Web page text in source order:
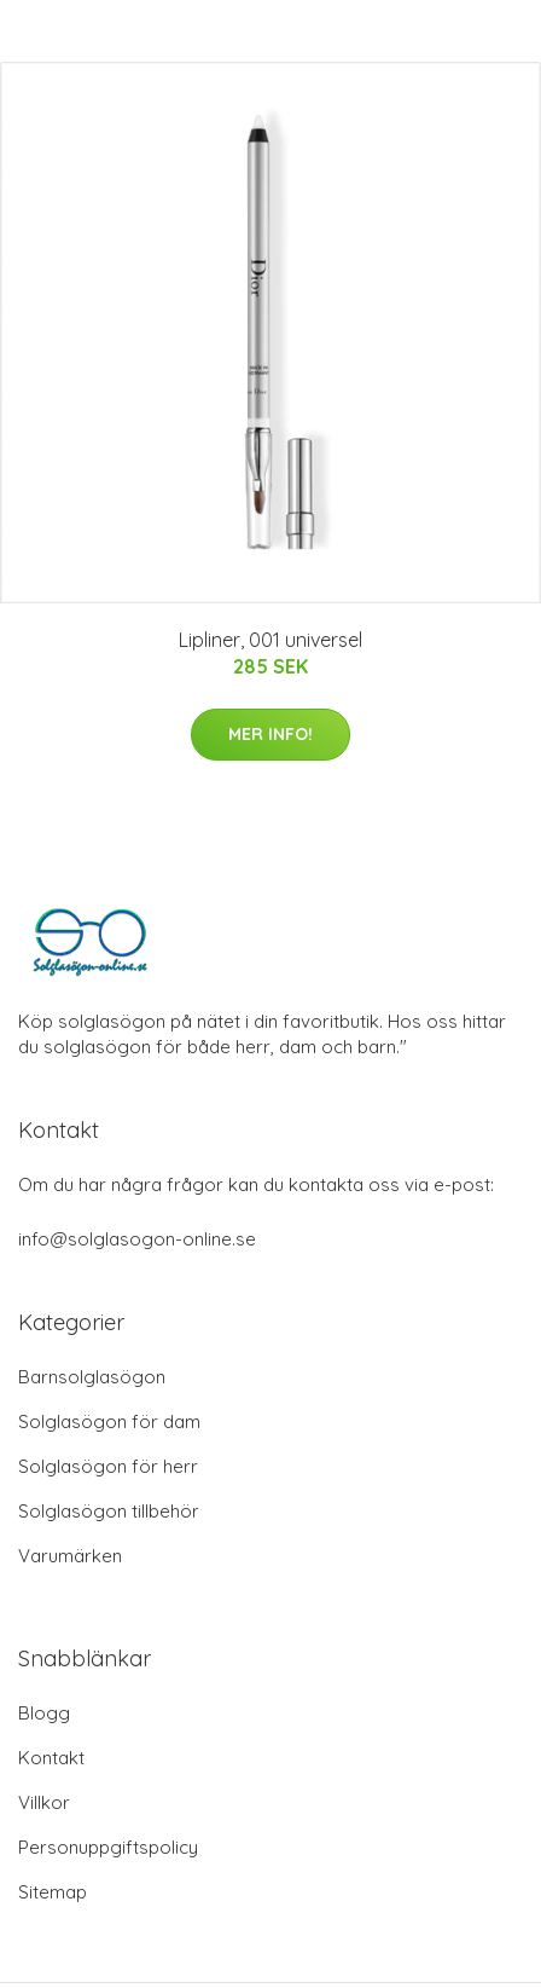
Lipliner, 001 universel
285 SEK
MER INFO!
Köp solglasögon på nätet i din favoritbutik. Hos oss hittar
du solglasögon för både herr, dam och barn."
Kontakt
Om du har några frågor kan du kontakta oss via e-post:
info@solglasogon-online.se
Kategorier
Barnsolglasögon
Solglasögon för dam
Solglasögon för herr
Solglasögon tillbehör
Varumärken
Snabblänkar
Blogg
Kontakt
Villkor
Personuppgiftspolicy
Sitemap